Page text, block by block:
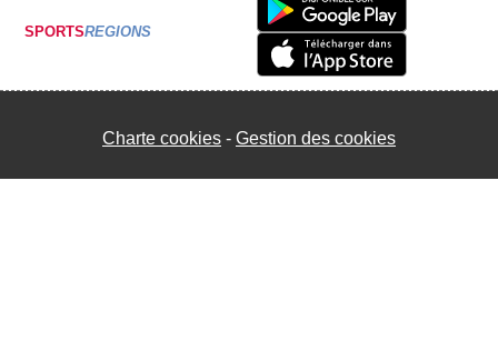
SPORTSREGIONS
Charte cookies Gestion des cookies